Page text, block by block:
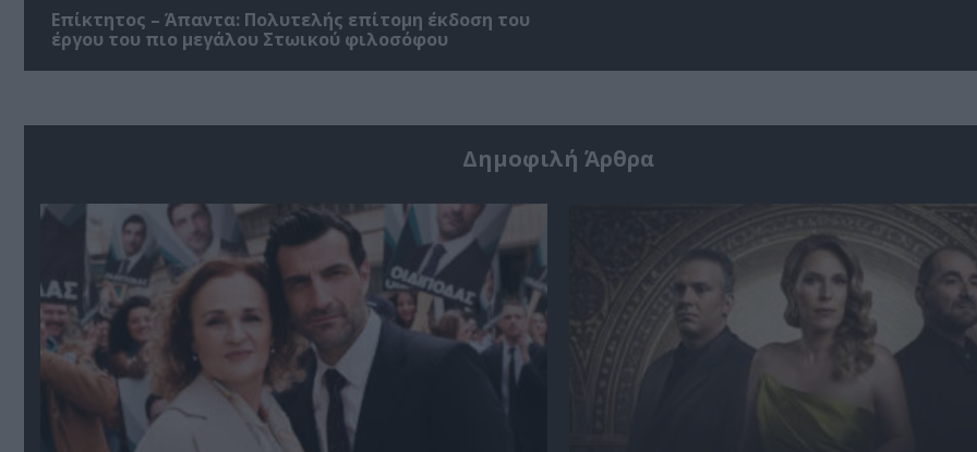
Επίκτητος – Άπαντα: Πολυτελής επίτομη έκδοση του
έργου του πιο μεγάλου Στωικού φιλοσόφου
Δημοφιλή Άρθρα